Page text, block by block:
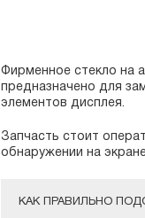
Фирменное стекло на
предназначено для
элементов дисплея.
Запчасть стоит
обнаружении на
КАК ПРАВИЛЬНО